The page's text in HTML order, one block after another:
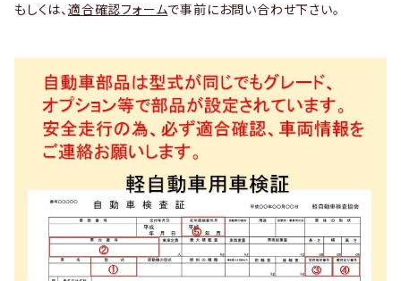
もしくは、 適合確認フォームで事前にお問い合わせ下さい。